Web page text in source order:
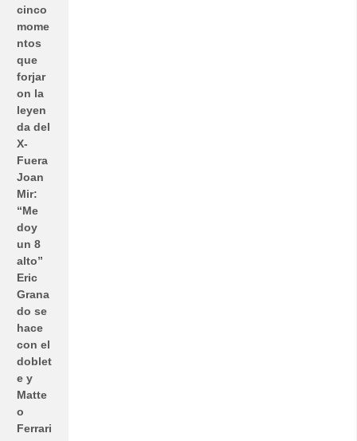
cinco
mome
ntos
que
forjar
on la
leyen
da del
X-
Fuera
Joan
Mir:
“Me
doy
un 8
alto”
Eric
Grana
do se
hace
con el
doblet
e y
Matte
o
Ferrari